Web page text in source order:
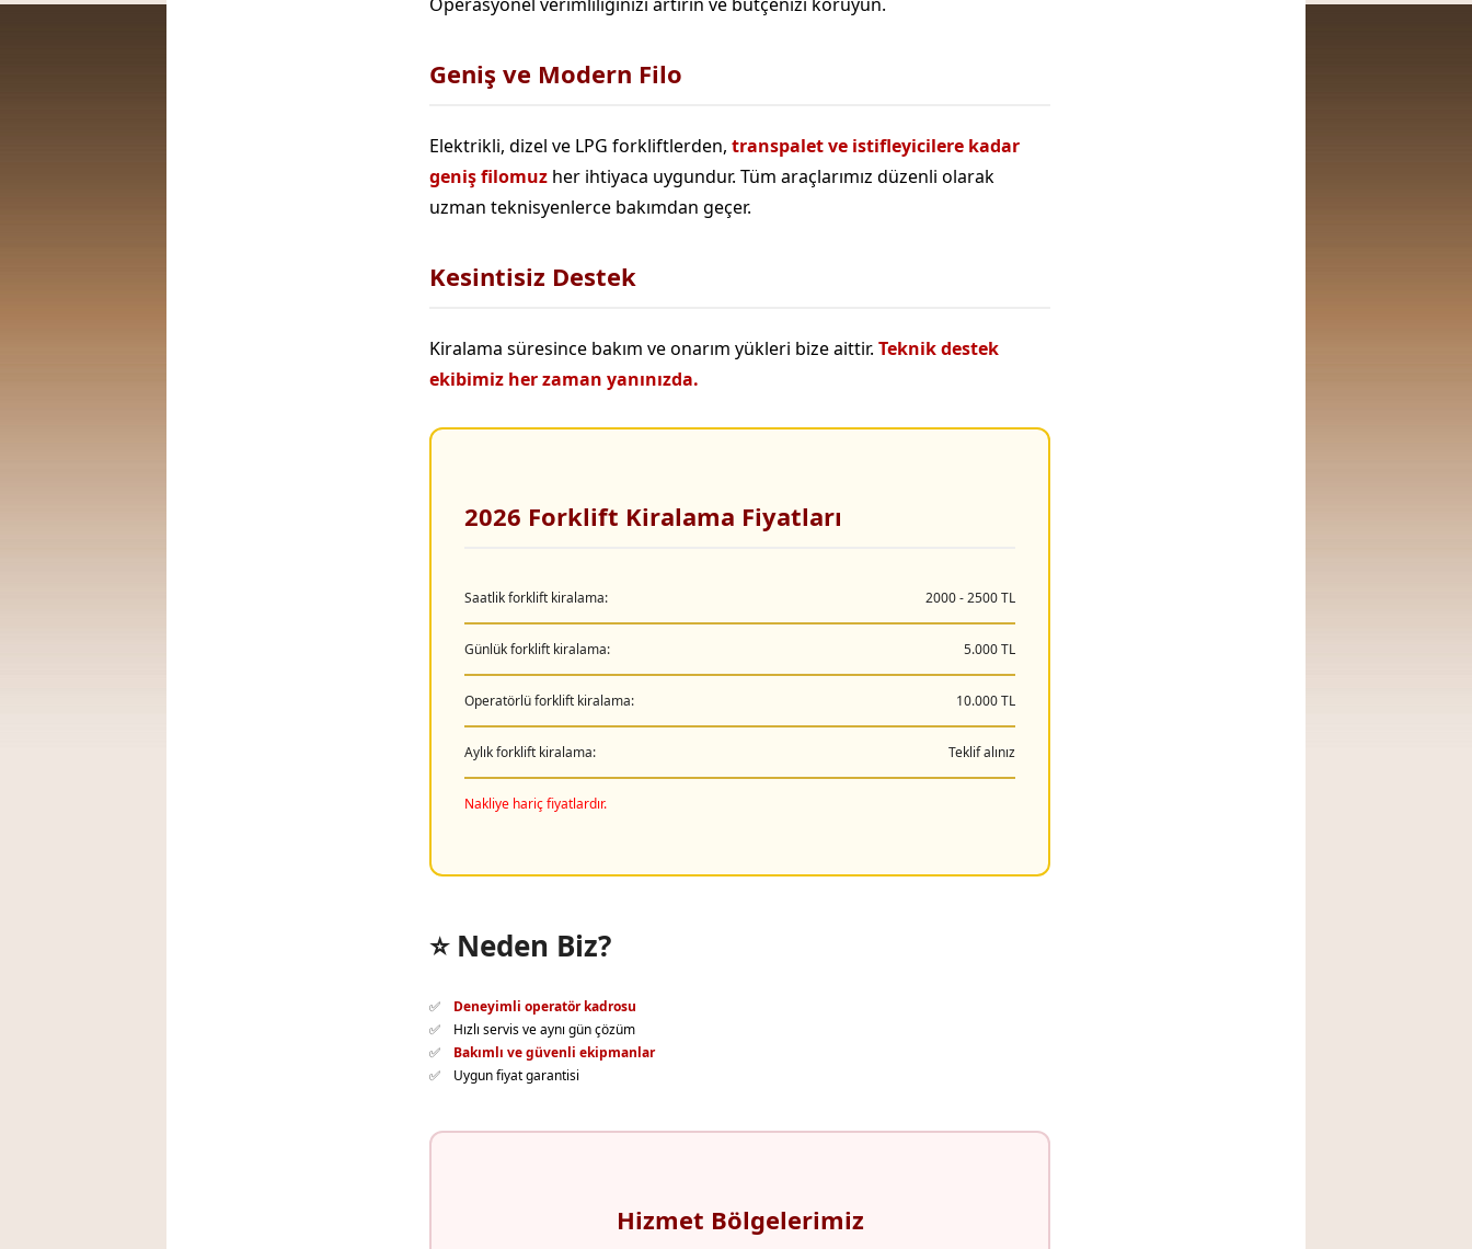
Geniş ve Modern Filo
Elektrikli, dizel ve LPG forkliftlerden, transpalet ve istifleyicilere kadar
geniş filomuz her ihtiyaca uygundur. Tüm araçlarımız düzenli olarak
uzman teknisyenlerce bakımdan geçer.
Kesintisiz Destek
Kiralama süresince bakım ve onarım yükleri bize aittir. Teknik destek
ekibimiz her zaman yanınızda.
2026 Forklift Kiralama Fiyatları
Saatlik forklift kiralama: 2000 - 2500 TL
Günlük forklift kiralama: 5.000 TL
Operatörlü forklift kiralama: 10.000 TL
Aylık forklift kiralama: Teklif alınız
Nakliye hariç fiyatlardır.
⭐ Neden Biz?
Deneyimli operatör kadrosu
Hızlı servis ve aynı gün çözüm
Bakımlı ve güvenli ekipmanlar
Uygun fiyat garantisi
Hizmet Bölgelerimiz